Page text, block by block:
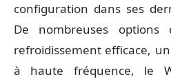
configuration dans ses
De nombreuses options
refroidissement efficace,
à haute fréquence, le